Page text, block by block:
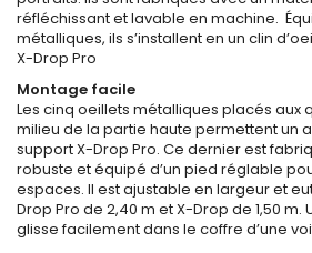
réfléchissant et lavable en machine.
métalliques, ils s’installent en un clin
X-Drop Pro
Montage facile
Les cinq oeillets métalliques placés aux
milieu de la partie haute permettent un
support X-Drop Pro. Ce dernier est
robuste et équipé d’un pied réglable
espaces. Il est ajustable en largeur et
Drop Pro de 2,40 m et X-Drop de 1,50 m.
glisse facilement dans le coffre d’une